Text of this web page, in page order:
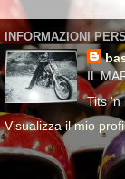
INFORMAZIONI
IL
Tits 'n
Visualizza il mio